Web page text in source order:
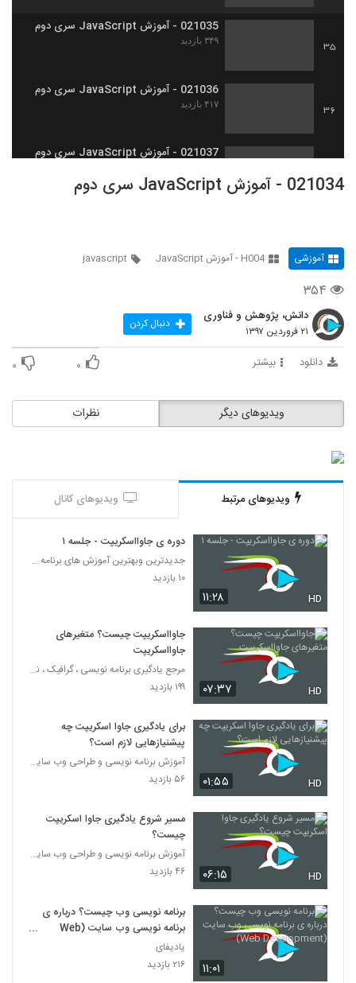
35
021035 - آموزش JavaScript سری دوم
۳۴۹ بازدید
36
021036 - آموزش JavaScript سری دوم
۴۱۷ بازدید
021037 - آموزش JavaScript سری دوم
40
41
021041 - آموزش JavaScript سری دوم
۴۰۴ بازدید
021043 - آموزش JavaScript سری دوم
۴۵۸ بازدید
44
021044 - آموزش JavaScript سری دوم
021045 - آموزش JavaScript سری دوم
46
021046 - آموزش JavaScript سری دوم
۴۶۱ بازدید
021047 - آموزش JavaScript سری دوم
۴۱۷ بازدید
021048 - آموزش JavaScript سری دوم
49
021049 - آموزش JavaScript سری دوم
۴۴۱ بازدید
021050 - آموزش JavaScript سری دوم
021034 - آموزش JavaScript سری دوم
آموزشی H004 - آموزش JavaScript javascript
۳۵۴
دانش، پژوهش و فناوری
۲۱ فروردین ۱۳۹۷ دنبال کردن
دانلود بیشتر ۰ ۰
نظرات ویدیوهای دیگر
ویدیوهای مرتبط ویدیوهای کانال
۱۱:۲۸ HD
دوره ی جاوااسکریپت - جلسه ۱
جدیدترین وبهترین آموزش های برنامه نویسی به زبان فا
۱۰ بازدید
۰۷:۳۷ HD
جاوااسکریپت چیست؟ متغیرهای
جاوااسکریپت
مرجع یادگیری برنامه نویسی ، گرافیک ، نرم افزار های
۱۹۹ بازدید
۰۱:۵۵ HD
برای یادگیری جاوا اسکریپت چه
پیشنیازهایی لازم است؟
آموزش برنامه نویسی و طراحی وب سایت
۵۶ بازدید
۰۶:۱۵ HD
مسیر شروع یادگیری جاوا اسکریپت
چیست؟
آموزش برنامه نویسی و طراحی وب سایت
۴۶ بازدید
۱۱:۰۱
برنامه نویسی وب چیست؟ درباره ی
برنامه نویسی وب سایت (Web
Development)
یادیفای
۲۱۶ بازدید